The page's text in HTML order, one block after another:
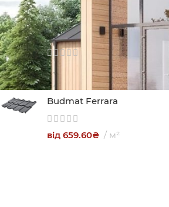
529.00₴
Döcke Матриця
238.00
Budmat Ferrara
від 659.60₴ м²